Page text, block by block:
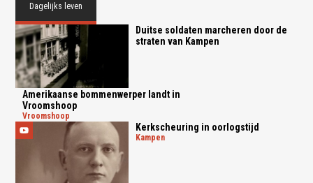
Dagelijks leven
Duitse soldaten marcheren door de
straten van Kampen
Amerikaanse bommenwerper landt in
Vroomshoop
vroomshoop
Kerkscheuring in oorlogstijd
kampen